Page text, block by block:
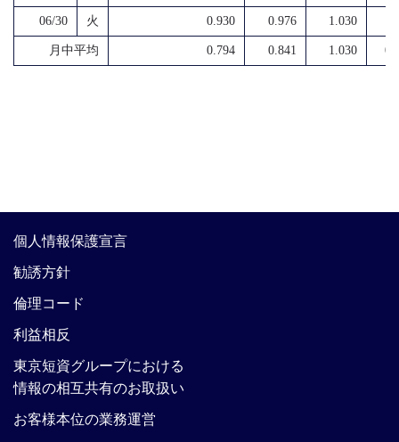
06/30 火 0.930 0.976 1.030
月中平均 0.794 0.841 1.030
個人情報保護宣言
勧誘方針
倫理コード
利益相反
東京短資グループにおける
情報の相互共有のお取扱い
お客様本位の業務運営